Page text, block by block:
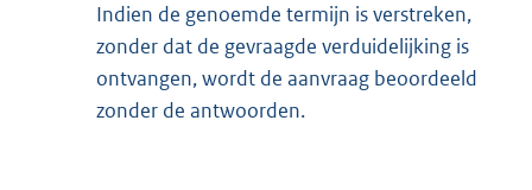
Indien de genoemde termijn is verstreken,
zonder dat de gevraagde verduidelijking is
ontvangen, wordt de aanvraag beoordeeld
zonder de antwoorden.